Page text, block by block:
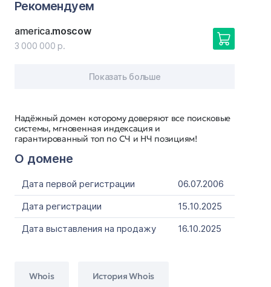
Надёжный домен которому доверяют все поисковые
системы, мгновенная индексация и
гарантированный топ по СЧ и НЧ позициям!
О домене
Дата первой регистрации
06.07.2006
Дата регистрации
15.10.2025
Дата выставления на продажу
16.10.2025
Whois История Whois
Рекомендуем
america.moscow
3 000 000 р.
Показать больше